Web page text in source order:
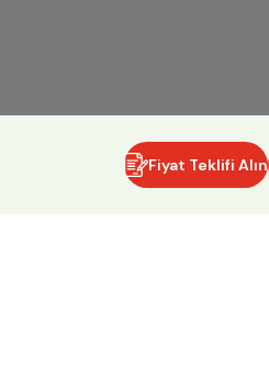
Fiyat Teklifi Alın